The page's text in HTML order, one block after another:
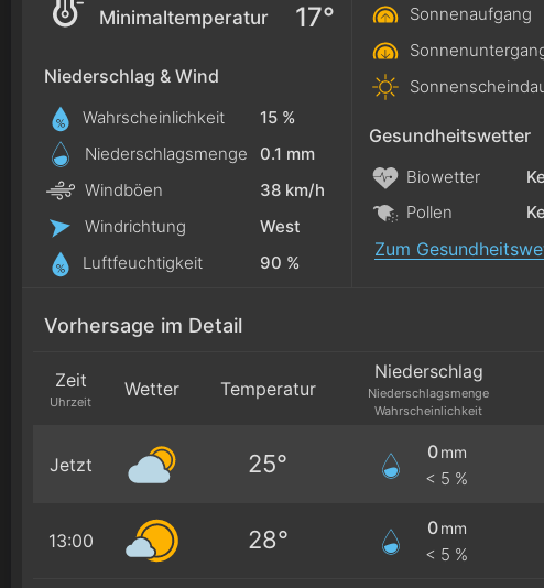
Minimaltemperatur 17°
Niederschlag & Wind
Wahrscheinlichkeit
15 %
Niederschlagsmenge
0.1 mm
Windböen
38 km/h
Windrichtung
West
Luftfeuchtigkeit
90 %
Sonnenaufgang
Gesundheitswetter
Biowetter
Pollen
Zum
Vorhersage im Detail
Zeit
Uhrzeit
Wetter Temperatur
Niederschlag
Niederschlagsmenge
Wahrscheinlichkeit
Jetzt 25° 0 mm
< 5 %
13:00 28° 0 mm
< 5 %